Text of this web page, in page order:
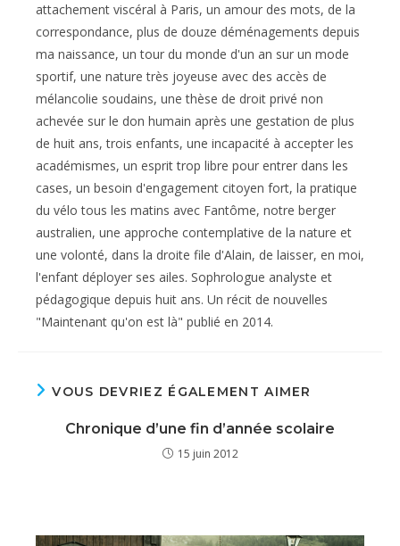
attachement viscéral à Paris, un amour des mots, de la
correspondance, plus de douze déménagements depuis
ma naissance, un tour du monde d'un an sur un mode
sportif, une nature très joyeuse avec des accès de
mélancolie soudains, une thèse de droit privé non
achevée sur le don humain après une gestation de plus
de huit ans, trois enfants, une incapacité à accepter les
académismes, un esprit trop libre pour entrer dans les
cases, un besoin d'engagement citoyen fort, la pratique
du vélo tous les matins avec Fantôme, notre berger
australien, une approche contemplative de la nature et
une volonté, dans la droite file d'Alain, de laisser, en moi,
l'enfant déployer ses ailes. Sophrologue analyste et
pédagogique depuis huit ans. Un récit de nouvelles
"Maintenant qu'on est là" publié en 2014.
VOUS DEVRIEZ ÉGALEMENT AIMER
Chronique d’une fin d’année scolaire
15 juin 2012